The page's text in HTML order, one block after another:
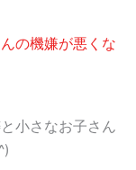
の機嫌が悪くな
小さなお子さん